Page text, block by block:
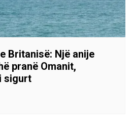
Britanisë: Një anije
pranë Omanit,
sigurt